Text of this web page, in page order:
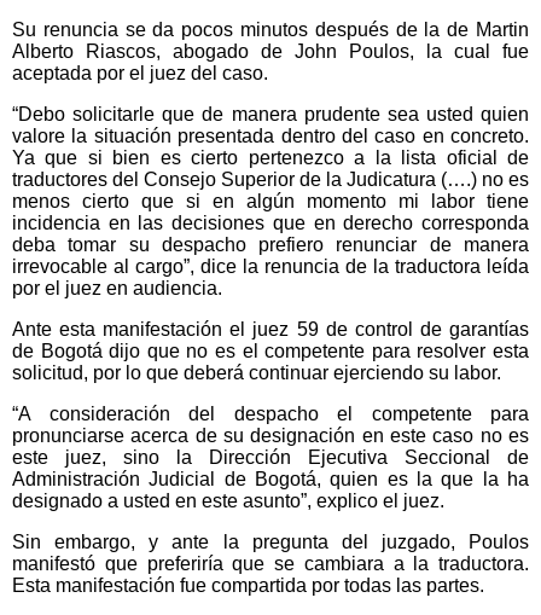
Su renuncia se da pocos minutos después de la de Martin
Alberto Riascos, abogado de John Poulos, la cual fue
aceptada por el juez del caso.
“Debo solicitarle que de manera prudente sea usted quien
valore la situación presentada dentro del caso en concreto.
Ya que si bien es cierto pertenezco a la lista oficial de
traductores del Consejo Superior de la Judicatura (….) no es
menos cierto que si en algún momento mi labor tiene
incidencia en las decisiones que en derecho corresponda
deba tomar su despacho prefiero renunciar de manera
irrevocable al cargo”, dice la renuncia de la traductora leída
por el juez en audiencia.
Ante esta manifestación el juez 59 de control de garantías
de Bogotá dijo que no es el competente para resolver esta
solicitud, por lo que deberá continuar ejerciendo su labor.
“A consideración del despacho el competente para
pronunciarse acerca de su designación en este caso no es
este juez, sino la Dirección Ejecutiva Seccional de
Administración Judicial de Bogotá, quien es la que la ha
designado a usted en este asunto”, explico el juez.
Sin embargo, y ante la pregunta del juzgado, Poulos
manifestó que preferiría que se cambiara a la traductora.
Esta manifestación fue compartida por todas las partes.